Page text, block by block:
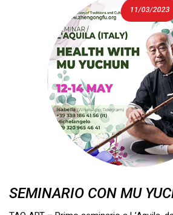
SEMINARIO CON MU
11/03/2023